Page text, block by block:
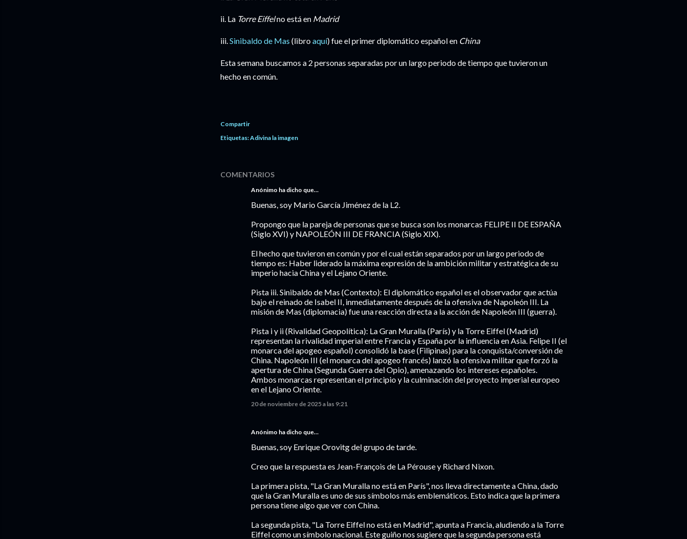
ii. La Torre Eiffelno está en Madrid
iii. Sinibaldo de Mas (libroaquí) fue elprimer diplomático español en China
Esta semana buscamos a 2 personas separadas por un largo periodo de tiempo que tuvieron un
hecho en común.
Compartir
Etiquetas:Adivina la imagen
COMENTARIOS
Anónimo ha dicho que…
Buenas, soy Mario García Jiménez de la L2.
Propongo que la pareja de personas que se busca son los monarcas FELIPE II DE ESPAÑA
(Siglo XVI) y NAPOLEÓN III DE FRANCIA (Siglo XIX).
El hecho que tuvieron en común y por el cual están separados por un largo periodo de
tiempo es: Haber liderado la máxima expresión de la ambición militar y estratégica de su
imperio hacia China y el Lejano Oriente.
Pista iii. Sinibaldo de Mas (Contexto): El diplomático español es el observador que actúa
bajo el reinado de Isabel II, inmediatamente después de la ofensiva de Napoleón III. La
misión de Mas (diplomacia) fue una reacción directa a la acción de Napoleón III (guerra).
Pista i y ii (Rivalidad Geopolítica): La Gran Muralla (París) y la Torre Eiffel (Madrid)
representan la rivalidad imperial entre Francia y España por la influencia en Asia. Felipe II (el
monarca del apogeo español) consolidó la base (Filipinas) para la conquista/conversión de
China. Napoleón III (el monarca del apogeo francés) lanzó la ofensiva militar que forzó la
apertura de China (Segunda Guerra del Opio), amenazando los intereses españoles.
Ambos monarcas representan el principio y la culminación del proyecto imperial europeo
en el Lejano Oriente.
20 de noviembre de 2025 a las 9:21
Anónimo ha dicho que…
Buenas, soy Enrique Orovitg del grupo de tarde.
Creo que la respuesta es Jean-François de La Pérouse y Richard Nixon.
La primera pista, "La Gran Muralla no está en París", nos lleva directamente a China, dado
que la Gran Muralla es uno de sus símbolos más emblemáticos. Esto indica que la primera
persona tiene algo que ver con China.
La segunda pista, "La Torre Eiffel no está en Madrid", apunta a Francia, aludiendo a la Torre
Eiffel como un símbolo nacional. Este guiño nos sugiere que la segunda persona está